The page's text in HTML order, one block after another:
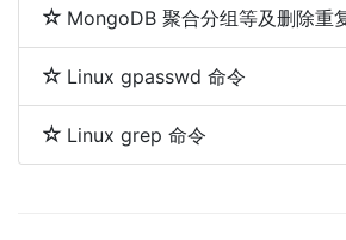
MongoDB 聚合分组等及删除重
Linux gpasswd 命令
Linux grep 命令